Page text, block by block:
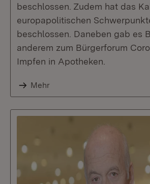
beschlossen. Zudem hat das
europapolitischen
beschlossen. Daneben gab es
anderem zum Bürgerforum
Impfen in Apotheken.
Mehr